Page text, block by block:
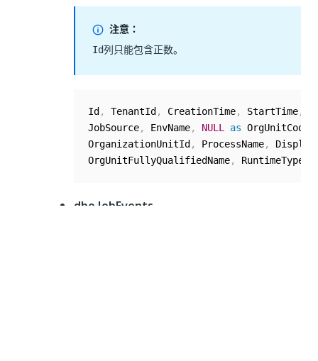
注意：
Id列只能包含正数。
Id , TenantId , CreationTime, StartTime,
JobSource, EnvName, NULL as OrgUnitCode
OrganizationUnitId , ProcessName,
OrgUnitFullyQualifiedName, RuntimeType
dbo.JobEvents